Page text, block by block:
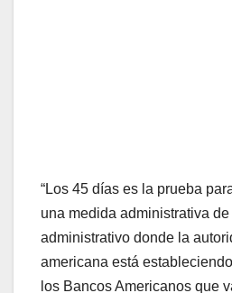
“Los 45 días es la prueba
una medida administrativa
administrativo donde la
americana está
los Bancos Americanos que